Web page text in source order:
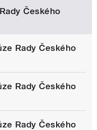
Českého
Rady Českého
Rady Českého
Rady Českého